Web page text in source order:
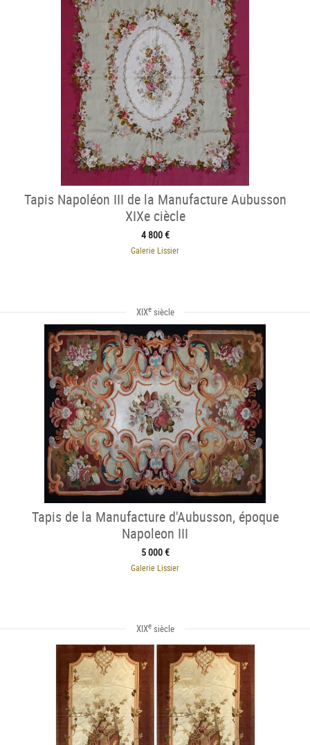
Tapis Napoléon III de la Manufacture Aubusson
XIXe ciècle
4 800 €
Galerie Lissier
XIXesiècle
Tapis de la Manufacture d'Aubusson, époque
Napoleon III
5 000 €
Galerie Lissier
XIXesiècle